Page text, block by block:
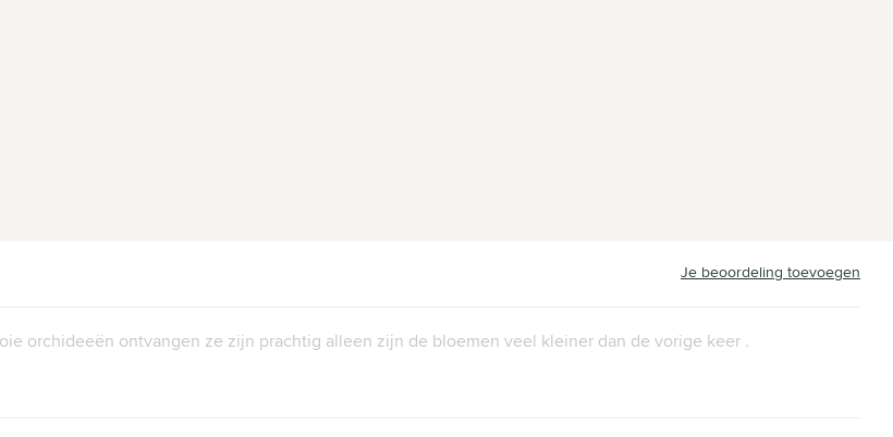
Je beoordeling toevoegen
orchideeën ontvangen ze zijn prachtig alleen zijn de bloemen veel kleiner dan de vorige keer .